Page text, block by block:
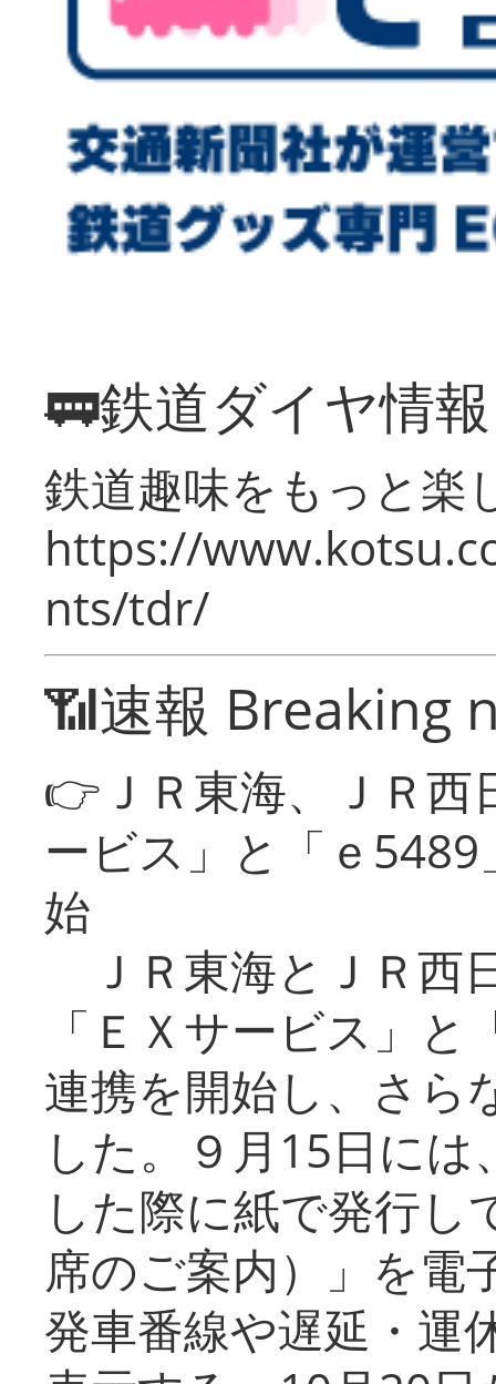
🚃鉄道ダイヤ情
鉄道趣味をもっと楽
https://
nts/tdr/
📶速報 Breaking
👉ＪＲ東海、ＪＲ
ービス」と「ｅ
始
ＪＲ東海とＪＲ西
「ＥＸサービス」
連携を開始し、さら
した。９月15日に
した際に紙で発行し
席のご案内）」を電
発車番線や遅延・運